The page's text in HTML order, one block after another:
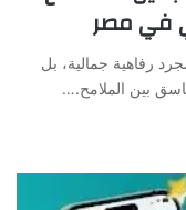
في مصر
رفاهية جمالية، بل
بين الملامح.…